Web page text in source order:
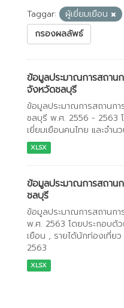
Taggar:
ผู้เยี่ยมเยือน
กรองผลลัพธ์
ข้อมูลประมาณการสถาน
จังหวัดชลบุรี
ข้อมูลประมาณการสถานก
ชลบุรี พ.ศ. 2556 - 2563
เยี่ยมเยือนคนไทย และจำน
XLSX
ข้อมูลประมาณการสถาน
ชลบุรี
ข้อมูลประมาณการสถานก
พ.ศ. 2563 โดยประกอบด้
เยือน , รายได้นักท่องเที่ย
2563
XLSX